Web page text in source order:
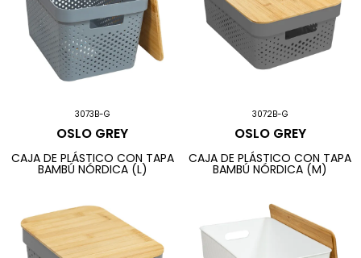
3073B-G
OSLO GREY
CAJA DE PLÁSTICO CON TAPA
BAMBÚ NÓRDICA (L)
3072B-G
OSLO GREY
CAJA DE PLÁSTICO CON TAPA
BAMBÚ NÓRDICA (M)